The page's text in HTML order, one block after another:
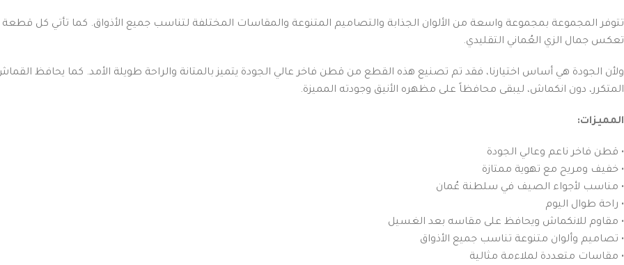
تتوفر المجموعة بمجموعة واسعة من الألوان الجذابة والتصاميم المتنوعة والمقاسات المختلفة لتناسب جميع الأذواق. كما تأتي كل
تعكس جمال الزي العُماني التقليدي.
ولأن الجودة هي أساس اختيارنا، فقد تم تصنيع هذه القطع من قطن فاخر عالي الجودة يتميز بالمتانة والراحة طويلة الأمد. كما يحافظ
المتكرر، دون انكماش، ليبقى محافظاً على مظهره الأنيق وجودته المميزة.
المميزات:
• قطن فاخر ناعم وعالي الجودة
• خفيف ومريح مع تهوية ممتازة
• مناسب لأجواء الصيف في سلطنة عُمان
• راحة طوال اليوم
• مقاوم للانكماش ويحافظ على مقاسه بعد الغسيل
• تصاميم وألوان متنوعة تناسب جميع الأذواق
• مقاسات متعددة لملاءمة مثالية